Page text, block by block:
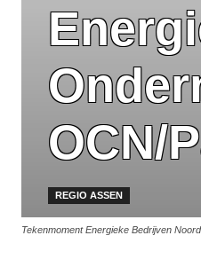
OCN/
REGIO ASSEN
Tekenmoment Energieke Bedrijven